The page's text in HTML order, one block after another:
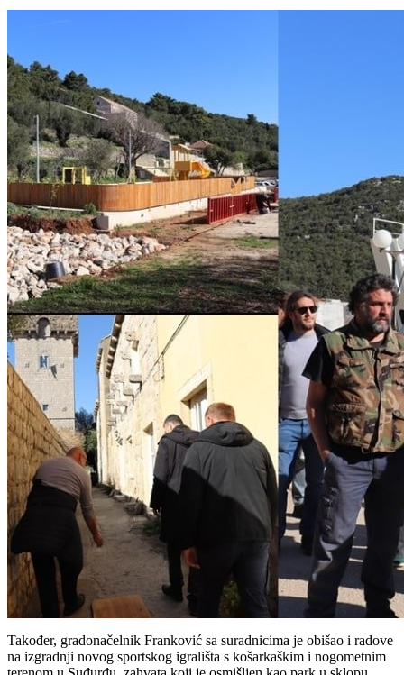
Također, gradonačelnik Franković sa suradnicima je obišao i radove
na izgradnji novog sportskog igrališta s košarkaškim i nogometnim